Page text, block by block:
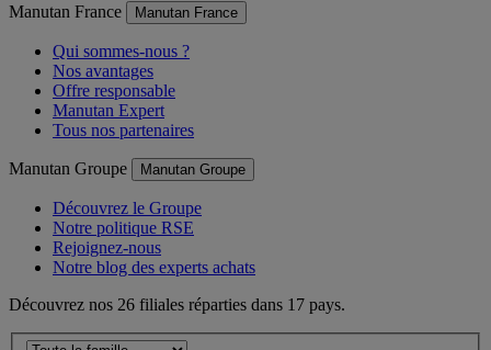
Manutan France Manutan France
Qui sommes-nous ?
Nos avantages
Offre responsable
Manutan Expert
Tous nos partenaires
Manutan Groupe Manutan Groupe
Découvrez le Groupe
Notre politique RSE
Rejoignez-nous
Notre blog des experts achats
Découvrez nos 26 filiales réparties dans 17 pays.